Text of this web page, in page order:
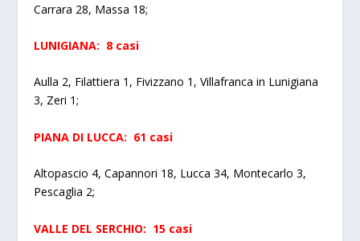
Carrara 28, Massa 18;
LUNIGIANA: 8 casi
Aulla 2, Filattiera 1, Fivizzano 1, Villafranca in Lunigiana
3, Zeri 1;
PIANA DI LUCCA: 61 casi
Altopascio 4, Capannori 18, Lucca 34, Montecarlo 3,
Pescaglia 2;
VALLE DEL SERCHIO: 15 casi